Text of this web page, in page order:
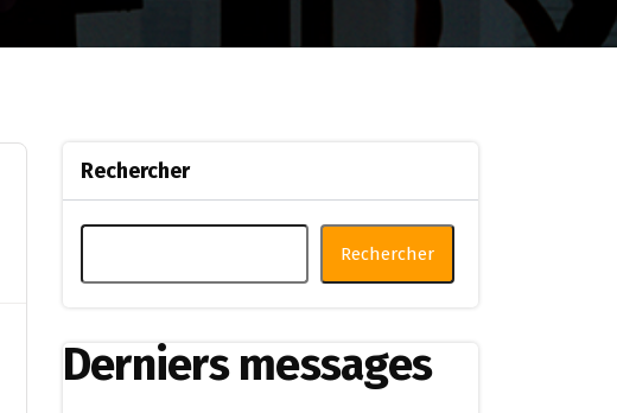
Rechercher
Rechercher
Derniers messages